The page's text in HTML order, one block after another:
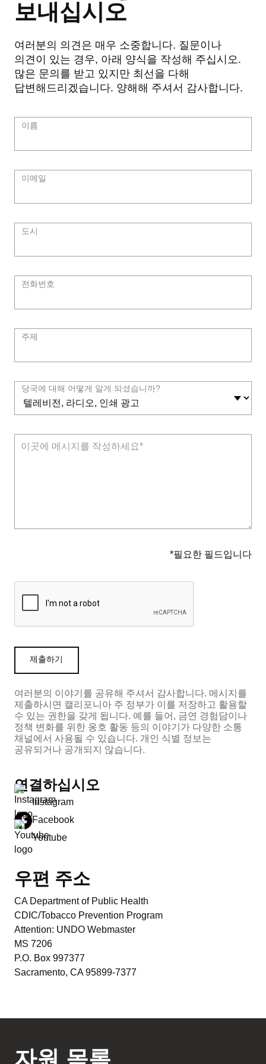
보내십시오
여러분의 의견은 매우 소중합니다. 질문이나
의견이 있는 경우, 아래 양식을 작성해 주십시오.
많은 문의를 받고 있지만 최선을 다해
답변해드리겠습니다. 양해해 주셔서 감사합니다.
이름
이메일
도시
전화번호
주제
당국에 대해 어떻게 알게 되셨습니까?
*필요한 필드입니다
여러분의 이야기를 공유해 주셔서 감사합니다. 메시지를
제출하시면 캘리포니아 주 정부가 이를 저장하고 활용할
수 있는 권한을 갖게 됩니다. 예를 들어, 금연 경험담이나
정책 변화를 위한 옹호 활동 등의 이야기가 다양한 소통
채널에서 사용될 수 있습니다. 개인 식별 정보는
공유되거나 공개되지 않습니다.
연결하십시오
Instagram
Facebook
Youtube
우편 주소
CA Department of Public Health
CDIC/Tobacco Prevention Program
Attention: UNDO Webmaster
MS 7206
P.O. Box 997377
Sacramento, CA 95899-7377